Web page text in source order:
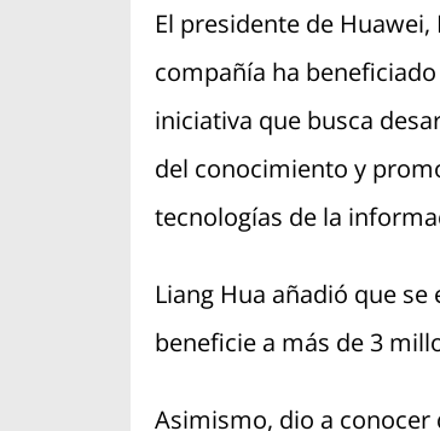
El presidente de
compañía ha
iniciativa que busca
del conocimiento y
tecnologías de la
Liang Hua añadió que
beneficie a más de 3
Asimismo, dio a